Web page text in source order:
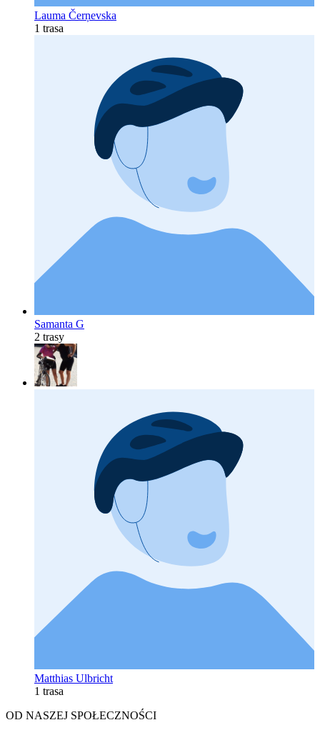
Lauma Čerņevska
1 trasa
Samanta G
2 trasy
Matthias Ulbricht
1 trasa
OD NASZEJ SPOŁECZNOŚCI